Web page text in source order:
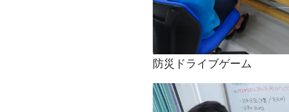
防災ドライブゲーム